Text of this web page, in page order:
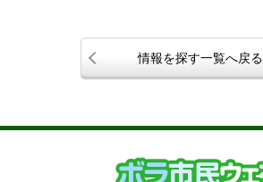
情報を探す一覧へ戻る